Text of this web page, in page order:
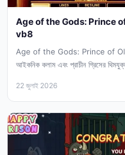
Age of the Gods: Prince of
vb8
Age of the Gods: Prince of
আইকনিক কলাম এবং প্রাচীন গ্রিসের
22 জুলাই 2026